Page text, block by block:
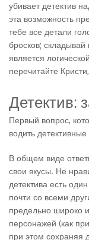
убивает детектив
эта возможность
тебе все детали
бросков; складывай
является
перечитайте
Детектив:
Первый вопрос,
водить
В общем виде
свои вкусы. Не
детектива есть
почти со всеми
предельно широко
персонажей (как
при этом сохраняя